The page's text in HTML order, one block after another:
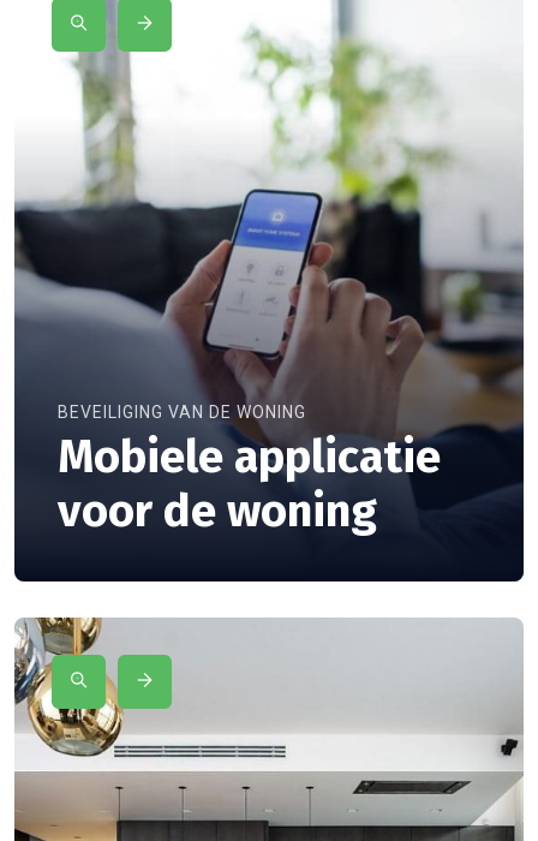
BEVEILIGING VAN DE WONING
Mobiele applicatie
voor de woning